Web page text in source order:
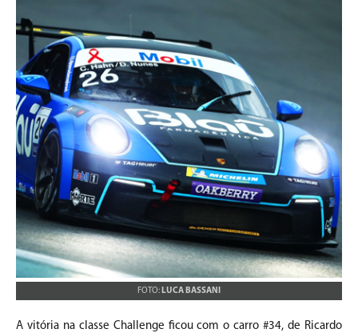
FOTO: LUCA BASSANI
A vitória na classe Challenge ficou com o carro #34, de Ricardo